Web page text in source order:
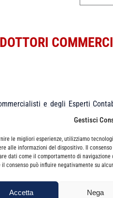
Gestisci
le migliori esperienze, utilizziamo
alle informazioni del dispositivo. Il
dati come il comportamento di
consenso può influire negativamente su
Accetta Nega
e degli Esperti
la difesa e la promozione delle
al dott. Gaetano
13 dicembre 2008 a Catania,